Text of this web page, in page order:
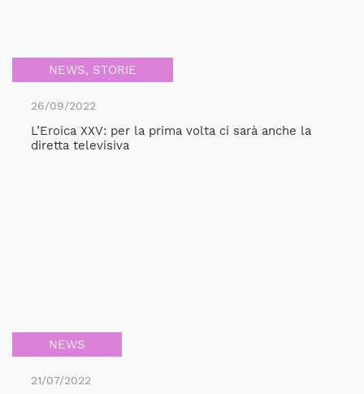
NEWS, STORIE
26/09/2022
L’Eroica XXV: per la prima volta ci sarà anche la
diretta televisiva
NEWS
21/07/2022